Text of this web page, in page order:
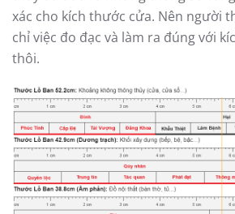
xác cho kích thước cửa. Nên người
chỉ việc đo đạc và làm ra đúng với
thôi.